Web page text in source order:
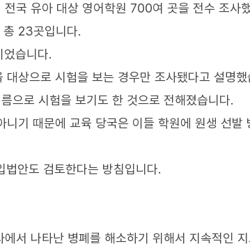
국 유아 대상 영어학원 700여 곳을 전수 조사
총 23곳입니다.
습니다.
상으로 시험을 보는 경우만 조사됐다고 설명했
으로 시험을 보기도 한 것으로 전해졌습니다.
기 때문에 교육 당국은 이들 학원에 원생 선발
안도 검토한다는 방침입니다.
서 나타난 병폐를 해소하기 위해서 지속적인